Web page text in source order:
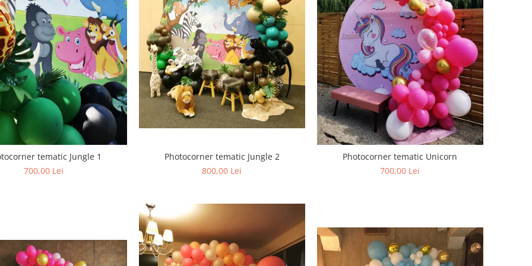
tematic Jungle 1
700,00 Lei
Photocorner tematic Jungle 2
800,00 Lei
Photocorner tematic Unicorn
700,00 Lei